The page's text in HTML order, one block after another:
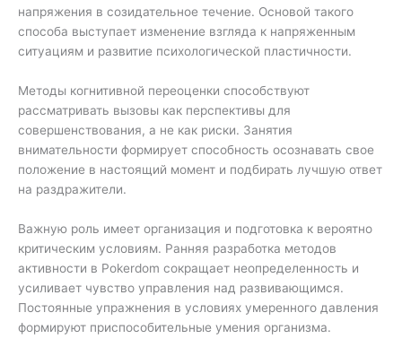
напряжения в созидательное течение. Основой такого
способа выступает изменение взгляда к напряженным
ситуациям и развитие психологической пластичности.
Методы когнитивной переоценки способствуют
рассматривать вызовы как перспективы для
совершенствования, а не как риски. Занятия
внимательности формирует способность осознавать свое
положение в настоящий момент и подбирать лучшую ответ
на раздражители.
Важную роль имеет организация и подготовка к вероятно
критическим условиям. Ранняя разработка методов
активности в Pokerdom сокращает неопределенность и
усиливает чувство управления над развивающимся.
Постоянные упражнения в условиях умеренного давления
формируют приспособительные умения организма.